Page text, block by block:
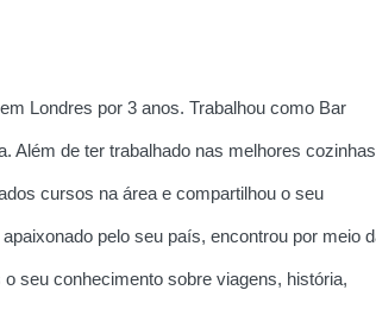
Londres por 3 anos. Trabalhou como Bar
Além de ter trabalhado nas melhores cozinhas
cursos na área e compartilhou o seu
pelo seu país, encontrou por meio
seu conhecimento sobre viagens, história,